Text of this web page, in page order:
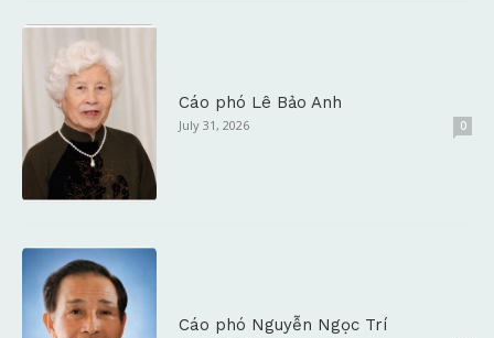
Cáo phó Lê Bảo Anh
July 31, 2026 0
Cáo phó Nguyễn Ngọc Trí